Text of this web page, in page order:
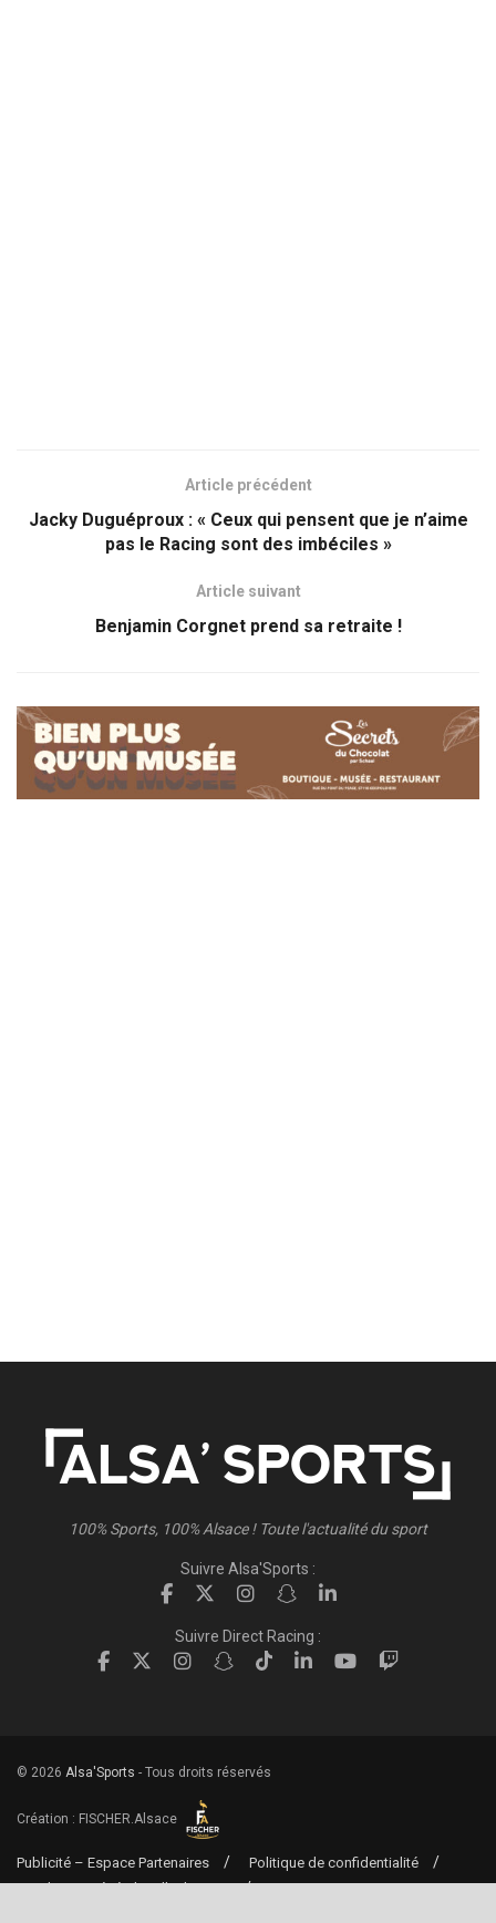
Article précédent
Jacky Duguéproux : « Ceux qui pensent que je n’aime
pas le Racing sont des imbéciles »
Article suivant
Benjamin Corgnet prend sa retraite !
100% Sports, 100% Alsace ! Toute l'actualité du sport
Suivre Alsa'Sports :
Suivre Direct Racing :
© 2026 Alsa'Sports - Tous droits réservés
Création : FISCHER.Alsace
Publicité – Espace Partenaires
Politique de confidentialité
Conditions générales d’utilisation